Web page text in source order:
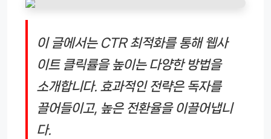
이 글에서는 CTR 최적화를 통해 웹사
이트 클릭률을 높이는 다양한 방법을
소개합니다. 효과적인 전략은 독자를
끌어들이고, 높은 전환율을 이끌어냅니
다.